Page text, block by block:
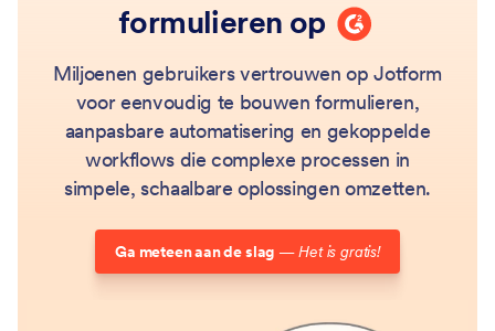
formulieren op G2
Miljoenen gebruikers vertrouwen op Jotform
voor eenvoudig te bouwen formulieren,
aanpasbare automatisering en gekoppelde
workflows die complexe processen in
simpele, schaalbare oplossingen omzetten.
Ga meteen aan de slag —Het is gratis!